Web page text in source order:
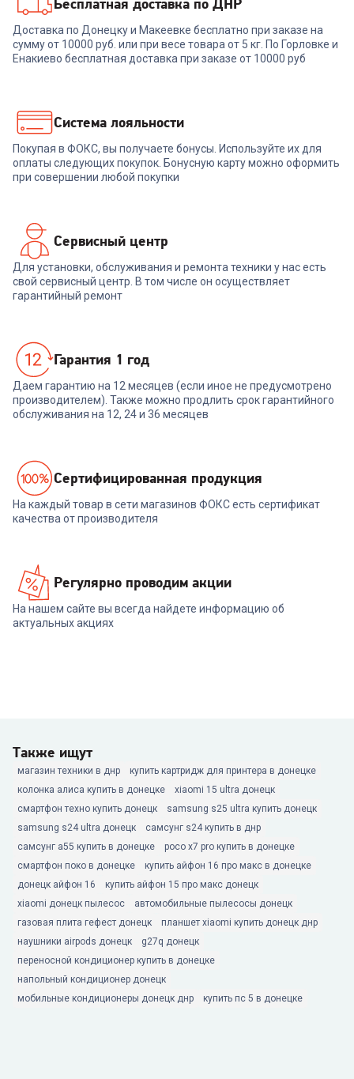
Смартфон XIAOMI Redmi 15C
8/256GB (Midnight Black)
13 499₽
В корзину
00-00014976
Смартфон TECNO Spark 50
(KN4N) 4/128Gb Ink Black /
В корзину
Доставка по Донецку и Макеевке бесплатно при заказе на
сумму от 10000 руб. или при весе товара от 5 кг. По Горловке и
Енакиево бесплатная доставка при заказе от 10000 руб
Система лояльности
Покупая в ФОКС, вы получаете бонусы. Используйте их для
оплаты следующих покупок. Бонусную карту можно оформить
при совершении любой покупки
Сервисный центр
Для установки, обслуживания и ремонта техники у нас есть
свой сервисный центр. В том числе он осуществляет
гарантийный ремонт
Гарантия 1 год
Даем гарантию на 12 месяцев (если иное не предусмотрено
производителем). Также можно продлить срок гарантийного
обслуживания на 12, 24 и 36 месяцев
Cертифицированная продукция
На каждый товар в сети магазинов ФОКС есть сертификат
качества от производителя
Регулярно проводим акции
На нашем сайте вы всегда найдете информацию об
актуальных акциях
Также ищут
магазин техники в днр
купить картридж для принтера в донецке
колонка алиса купить в донецке
xiaomi 15 ultra донецк
смартфон техно купить донецк
samsung s25 ultra купить донецк
samsung s24 ultra донецк
самсунг s24 купить в днр
самсунг а55 купить в донецке
poco x7 pro купить в донецке
смартфон поко в донецке
купить айфон 16 про макс в донецке
донецк айфон 16
купить айфон 15 про макс донецк
xiaomi донецк пылесос
автомобильные пылесосы донецк
газовая плита гефест донецк
планшет xiaomi купить донецк днр
наушники airpods донецк
g27q донецк
переносной кондиционер купить в донецке
напольный кондиционер донецк
мобильные кондиционеры донецк днр
купить пс 5 в донецке